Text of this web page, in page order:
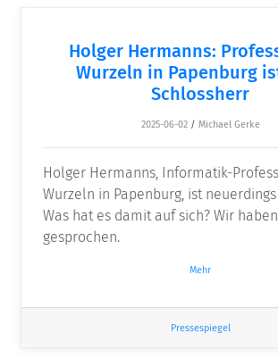
Holger Hermanns:
Wurzeln in Papenburg
Schlossherr
2025-06-02 / Michael Gerke
Holger Hermanns, Informatik-
Wurzeln in Papenburg, ist
Was hat es damit auf sich? Wir
gesprochen.
Mehr
Pressespiegel